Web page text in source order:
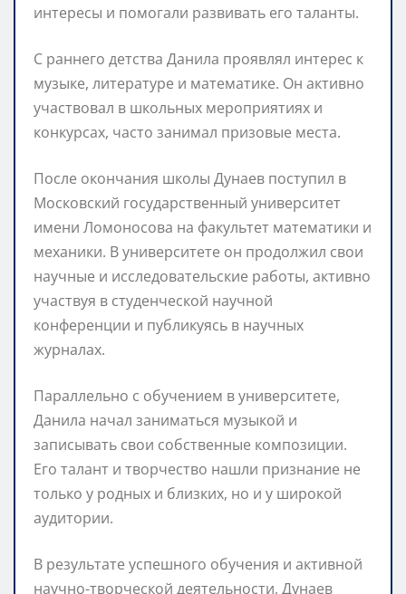
интересы и помогали развивать его таланты.
С раннего детства Данила проявлял интерес к
музыке, литературе и математике. Он активно
участвовал в школьных мероприятиях и
конкурсах, часто занимал призовые места.
После окончания школы Дунаев поступил в
Московский государственный университет
имени Ломоносова на факультет математики и
механики. В университете он продолжил свои
научные и исследовательские работы, активно
участвуя в студенческой научной
конференции и публикуясь в научных
журналах.
Параллельно с обучением в университете,
Данила начал заниматься музыкой и
записывать свои собственные композиции.
Его талант и творчество нашли признание не
только у родных и близких, но и у широкой
аудитории.
В результате успешного обучения и активной
научно-творческой деятельности, Дунаев